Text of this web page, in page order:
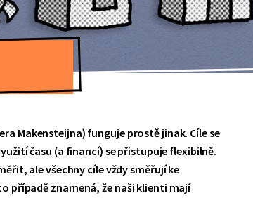
Makensteijna) funguje prostě jinak. Cíle se
času (a financí) se přistupuje flexibilně.
ale všechny cíle vždy směřují ke
případě znamená, že naši klienti mají